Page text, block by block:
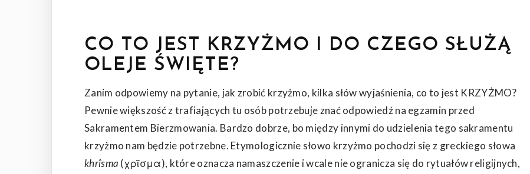
CO TO JEST KRZYŻMO I DO CZEGO SŁUŻĄ
OLEJE ŚWIĘTE?
Zanim odpowiemy na pytanie, jak zrobić krzyżmo, kilka słów wyjaśnienia, co to jest KRZYŻMO?
Pewnie większość z trafiających tu osób potrzebuje znać odpowiedź na egzamin przed
Sakramentem Bierzmowania. Bardzo dobrze, bo między innymi do udzielenia tego sakramentu
krzyżmo nam będzie potrzebne. Etymologicznie słowo krzyżmo pochodzi się z greckiego słowa
khrîsma (χρῖσμα), które oznacza namaszczenie i wcale nie ogranicza się do rytuałów religijnych,